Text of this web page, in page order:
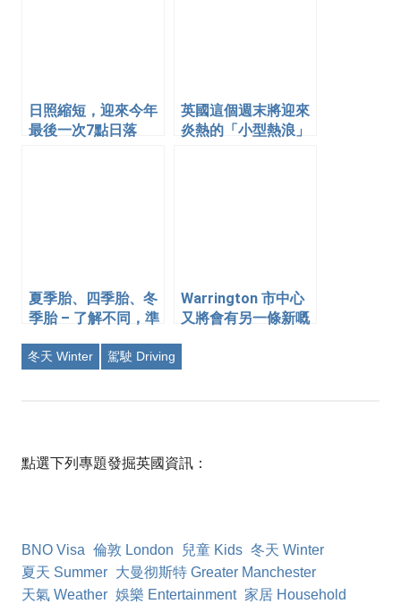
日照縮短，迎來今年
最後一次7點日落
英國這個週末將迎來
炎熱的「小型熱浪」
夏季胎、四季胎、冬
季胎 – 了解不同，準
Warrington 市中心
又將會有另一條新嘅
冬天 Winter 駕駛 Driving
點選下列專題發掘英國資訊：
BNO Visa 倫敦 London 兒童 Kids 冬天 Winter
夏天 Summer 大曼彻斯特 Greater Manchester
天氣 Weather 娛樂 Entertainment 家居 Household